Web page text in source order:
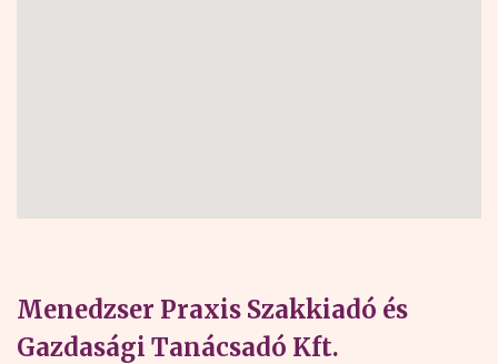
Menedzser Praxis Szakkiadó és
Gazdasági Tanácsadó Kft.